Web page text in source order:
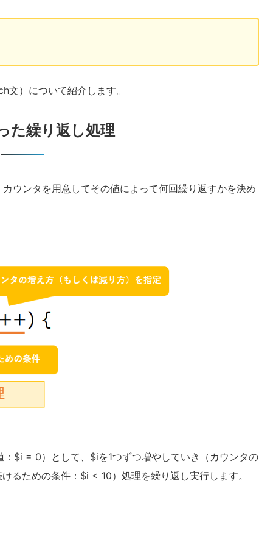
）について紹介します。
た繰り返し処理
カウンタを用意してその値によって何回繰り返すかを決め
$i = 0）として、$iを1つずつ増やしていき（カウンタの
るための条件：$i < 10）処理を繰り返し実行します。